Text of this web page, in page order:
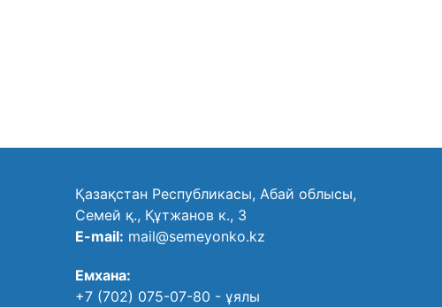
Қазақстан Республикасы, Абай облысы,
Семей қ., Құтжанов к., 3
E-mail: mail@semeyonko.kz
Емхана:
+7 (702) 075-07-80 - ұялы